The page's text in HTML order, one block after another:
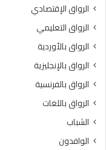
الرواق الإقتصادي
الرواق التعليمي
الرواق بالأوردية
الرواق بالإنجليزية
الرواق بالفرنسية
الرواق باللغات
الشباب
الوافدون